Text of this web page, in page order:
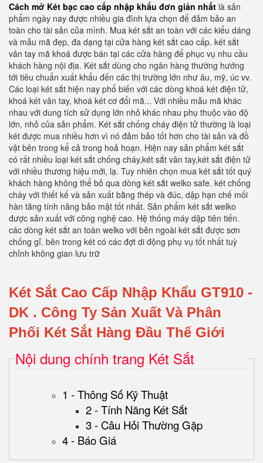
Cách mở Két bạc cao cấp nhập khẩu đơn giản nhất là sản
phẩm ngày nay được nhiều gia đình lựa chọn để đảm bảo an
toàn cho tài sản của mình. Mua két sắt an toàn với các kiểu dáng
và mẫu mã đẹp, đa dạng tại cửa hàng két sắt cao cấp. két sắt
vân tay mã khoá được bán tại các cửa hàng để phục vụ nhu cầu
khách hàng nội địa. Két sắt dùng cho ngân hàng thường hướng
tới tiêu chuẩn xuất khẩu đến các thị trường lớn như âu, mỹ, úc vv.
Các loại két sắt hiện nay phổ biến với các dòng khoá két điện tử,
khoá két vân tay, khoá két cơ đổi mã... Với nhiều mẫu mã khác
nhau với dung tích sử dụng lớn nhỏ khác nhau phụ thuộc vào độ
lớn, nhỏ của sản phẩm. Két sắt chống cháy điện tử thường là loại
két được mua nhiều hơn vì nó đảm bảo tốt hơn cho tài sản và đồ
vật bên trong kể cả trong hoả hoạn. Hiện nay sản phẩm két sắt
có rất nhiều loại két sắt chống cháy,két sắt vân tay,két sắt điện tử
với nhiều thương hiệu mới, lạ. Tuy nhiên chọn mua két sắt tốt quý
khách hàng không thể bỏ qua dòng két sắt welko safe. két chống
cháy với thiết kế và sản xuất bằng thép và đúc, dập hạn chế mối
hàn tăng tính năng bảo mật tốt nhất. Sản phẩm két sắt welko
được sản xuất với công nghệ cao. Hệ thống máy dập tiên tiến.
các dòng két sắt an toàn welko với bên ngoài két sắt được sơn
chống gỉ. bên trong két có các đợt di động phụ vụ tốt nhất tuỳ
chỉnh không gian lưu trữ
Két Sắt Cao Cấp Nhập Khẩu GT910 -
DK . Công Ty Sản Xuất Và Phân
Phối Két Sắt Hàng Đầu Thế Giới
Nội dung chính trang Két Sắt
1 - Thông Số Kỹ Thuật
2 - Tính Năng Két Sắt
3 - Câu Hỏi Thường Gặp
4 - Báo Giá